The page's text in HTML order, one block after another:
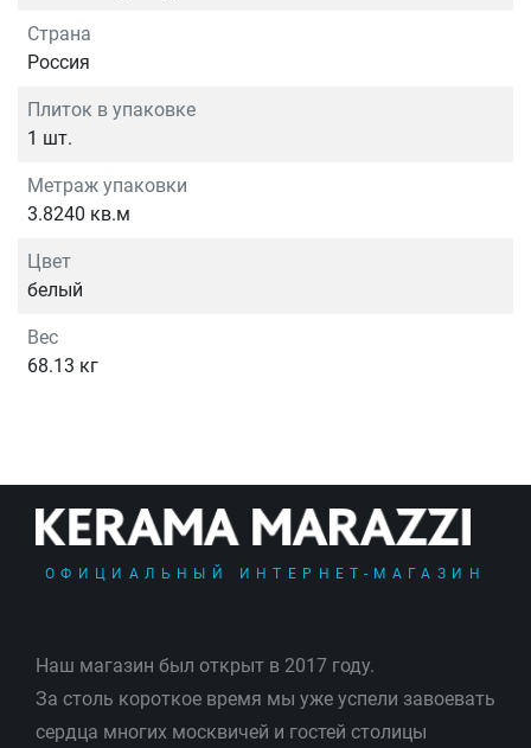
Страна
Россия
Плиток в упаковке
1 шт.
Метраж упаковки
3.8240 кв.м
Цвет
белый
Вес
68.13 кг
ОФИЦИАЛЬНЫЙ ИНТЕРНЕТ-МАГАЗИН
Наш магазин был открыт в 2017 году.
За столь короткое время мы уже успели завоевать
сердца многих москвичей и гостей столицы